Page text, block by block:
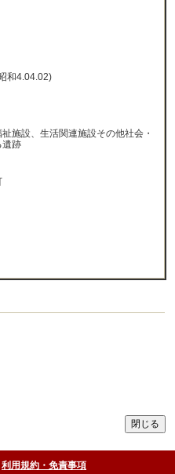
和4.04.02)
施設、生活関連施設その他社会・
遺跡
利用規約・免責事項